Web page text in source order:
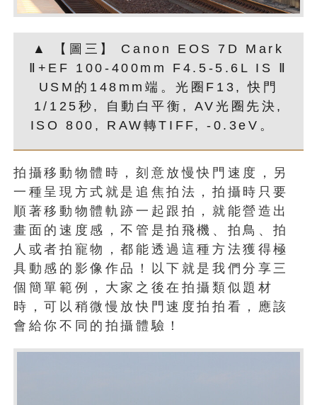
▲ 【圖三】 Canon EOS 7D Mark
Ⅱ+EF 100-400mm F4.5-5.6L IS Ⅱ
USM的148mm端。光圈F13, 快門
1/125秒, 自動白平衡, AV光圈先決,
ISO 800, RAW轉TIFF, -0.3eV。
拍攝移動物體時，刻意放慢快門速度，另
一種呈現方式就是追焦拍法，拍攝時只要
順著移動物體軌跡一起跟拍，就能營造出
畫面的速度感，不管是拍飛機、拍鳥、拍
人或者拍寵物，都能透過這種方法獲得極
具動感的影像作品！以下就是我們分享三
個簡單範例，大家之後在拍攝類似題材
時，可以稍微慢放快門速度拍拍看，應該
會給你不同的拍攝體驗！